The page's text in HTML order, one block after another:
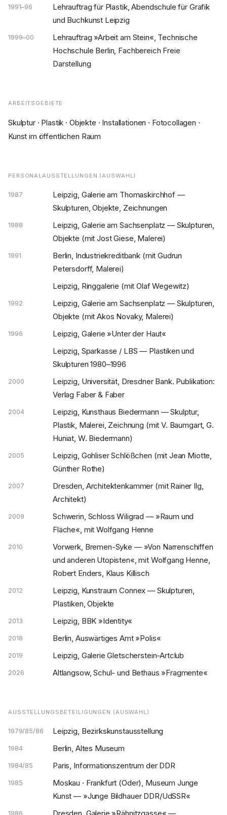
1991–96
Lehrauftrag für Plastik, Abendschule für Grafik
und Buchkunst Leipzig
1999–00
Lehrauftrag »Arbeit am Stein«, Technische
Hochschule Berlin, Fachbereich Freie
Darstellung
ARBEITSGEBIETE
Skulptur · Plastik · Objekte · Installationen · Fotocollagen ·
Kunst im öffentlichen Raum
PERSONALAUSSTELLUNGEN (AUSWAHL)
1987
Leipzig, Galerie am Thomaskirchhof —
Skulpturen, Objekte, Zeichnungen
1988
Leipzig, Galerie am Sachsenplatz — Skulpturen,
Objekte (mit Jost Giese, Malerei)
1991
Berlin, Industriekreditbank (mit Gudrun
Petersdorff, Malerei)
Leipzig, Ringgalerie (mit Olaf Wegewitz)
1992
Leipzig, Galerie am Sachsenplatz — Skulpturen,
Objekte (mit Akos Novaky, Malerei)
1996
Leipzig, Galerie »Unter der Haut«
Leipzig, Sparkasse / LBS — Plastiken und
Skulpturen 1980–1996
2000
Leipzig, Universität, Dresdner Bank. Publikation:
Verlag Faber & Faber
2004
Leipzig, Kunsthaus Biedermann — Skulptur,
Plastik, Malerei, Zeichnung (mit V. Baumgart, G.
Huniat, W. Biedermann)
2005
Leipzig, Gohliser Schlößchen (mit Jean Miotte,
Günther Rothe)
2007
Dresden, Architektenkammer (mit Rainer Ilg,
Architekt)
2009
Schwerin, Schloss Wiligrad — »Raum und
Fläche«, mit Wolfgang Henne
2010
Vorwerk, Bremen-Syke — »Von Narrenschiffen
und anderen Utopisten«, mit Wolfgang Henne,
Robert Enders, Klaus Killisch
2012
Leipzig, Kunstraum Connex — Skulpturen,
Plastiken, Objekte
2013 Leipzig, BBK »Identity«
2018 Berlin, Auswärtiges Amt »Polis«
2019 Leipzig, Galerie Gletscherstein-Artclub
2026 Altlangsow, Schul- und Bethaus »Fragmente«
AUSSTELLUNGSBETEILIGUNGEN (AUSWAHL)
1979/85/86 Leipzig, Bezirkskunstausstellung
1984 Berlin, Altes Museum
1984/85 Paris, Informationszentrum der DDR
1985
Moskau · Frankfurt (Oder), Museum Junge
Kunst — »Junge Bildhauer DDR/UdSSR«
1986